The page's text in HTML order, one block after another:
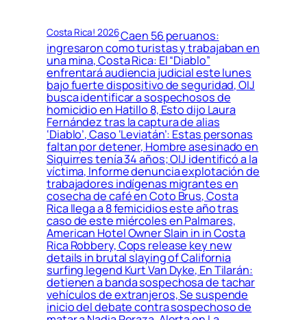
Costa Rica! 2026Caen 56 peruanos:
ingresaron como turistas y trabajaban en
una mina, Costa Rica: El “Diablo”
enfrentará audiencia judicial este lunes
bajo fuerte dispositivo de seguridad, OIJ
busca identificar a sospechosos de
homicidio en Hatillo 8, Esto dijo Laura
Fernández tras la captura de alias
‘Diablo’, Caso ‘Leviatán’: Estas personas
faltan por detener, Hombre asesinado en
Siquirres tenía 34 años; OIJ identificó a la
víctima, Informe denuncia explotación de
trabajadores indígenas migrantes en
cosecha de café en Coto Brus, Costa
Rica llega a 8 femicidios este año tras
caso de este miércoles en Palmares,
American Hotel Owner Slain in in Costa
Rica Robbery, Cops release key new
details in brutal slaying of California
surfing legend Kurt Van Dyke, En Tilarán:
detienen a banda sospechosa de tachar
vehículos de extranjeros, Se suspende
inicio del debate contra sospechoso de